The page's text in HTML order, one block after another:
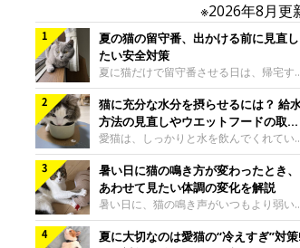
※2026年8月更
夏の猫の留守番、出かける前に見直し
たい安全対策
夏に猫だけで留守番させる日は、帰宅す
まで部屋が暑くなりすぎないか、水は足
るかと気になる飼い主さんもいるでしょ
う。家の中なら安全と思っていても、日中
は室温が急に上がることがあります。留
中の暑さから猫を守るために準備したい
とや、帰宅後に見たいサインなどについ
て、ねこのきもち獣医師相談室の岡本りさ
先生に伺いました。 留守中は室温が急に
上がることがあるねこのきもち投稿写真
ャラリー夏の日中は、エアコンが切れる
猫に充分な水分を摂らせるには？ 給
方法の見直しやウエットフードの取り
入れ方を解説
愛猫は、しっかりと水を飲んでくれてい
すか？ 夏場はエアコンで室内が涼しいこ
ともあり、猫があまり水を飲まないこと
も。積極的に水分を摂らせるためには、給
水方法を見直したり、フードから水分を
らせたりする方法があります。今回は獣
師の重本仁先生に、猫に水分を摂らせる
暑い日に猫の鳴き方が変わったとき、
あわせて見たい体調の変化を解説
暑い日に、猫の鳴き声がいつもより弱い
かすれる、しつこく鳴くなど、ふだんと
って聞こえることがあります。 そんなと
夏に大切なのは愛猫の“冷えすぎ”対